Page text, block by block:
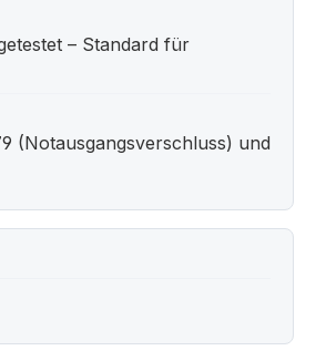
– Standard für
(Notausgangsverschluss) und